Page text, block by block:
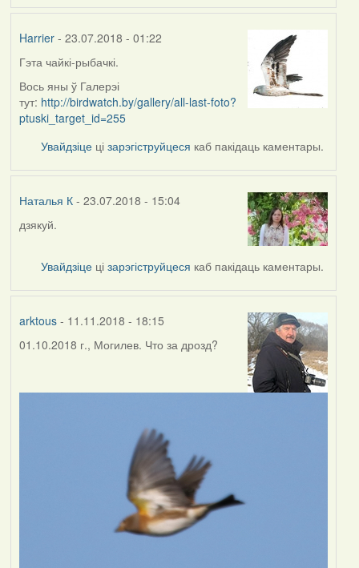
Harrier- 23.07.2018 - 01:22
In
reply
to
by
Гэта чайкі-рыбачкі.
Вось яны ў Галерэі
тут: http://birdwatch.by/gallery/all-last-foto?
ptuski_target_id=255
Увайдзіце цізарэгіструйцеся каб пакідаць каментары.
Наталья К- 23.07.2018 - 15:04
In
Harrier
дзякуй.
Увайдзіце цізарэгіструйцеся каб пакідаць каментары.
arktous- 11.11.2018 - 18:15
01.10.2018 г., Могилев. Что за дрозд?